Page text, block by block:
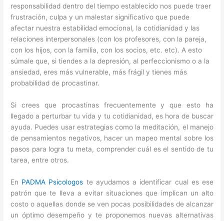
responsabilidad dentro del tiempo establecido nos puede traer
frustración, culpa y un malestar significativo que puede
afectar nuestra estabilidad emocional, la cotidianidad y las
relaciones interpersonales (con los profesores, con la pareja,
con los hijos, con la familia, con los socios, etc. etc). A esto
súmale que, si tiendes a la depresión, al perfeccionismo o a la
ansiedad, eres más vulnerable, más frágil y tienes más
probabilidad de procastinar.
Si crees que procastinas frecuentemente y que esto ha
llegado a perturbar tu vida y tu cotidianidad, es hora de buscar
ayuda. Puedes usar estrategias como la meditación, el manejo
de pensamientos negativos, hacer un mapeo mental sobre los
pasos para logra tu meta, comprender cuál es el sentido de tu
tarea, entre otros.
En PADMA Psicologos te ayudamos a identificar cual es ese
patrón que te lleva a evitar situaciones que implican un alto
costo o aquellas donde se ven pocas posibilidades de alcanzar
un óptimo desempeño y te proponemos nuevas alternativas